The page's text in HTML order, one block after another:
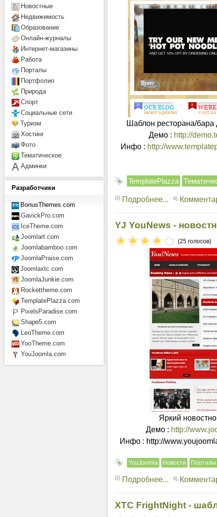
Шаблон ресторана/бара
Демо : http://
Инфо : http://
TemplatePlazza
Подробнее...
YJ YouNews -
(25 голосов)
Яркий
Демо : http://
Инфо : http://
YouJoomla Новости Порталы
Подробнее...
XTC FrightNight -
Новостные
Недвижимость
Образование
Онлайн-журналы
Интернет-магазины
Работа
Порталы
Портфолио
Природа
Спорт
Социальные сети
Туризм
Хостинг
Фото
Тематическое
Админки
Разработчики
BonusThemes.com
GavickPro.com
IceTheme.com
Joomlart.com
Joomlabamboo.com
JoomlaPraise.com
Joomlaxtc.com
JoomlaJunkie.com
Rockettheme.com
TemplatePlazza.com
PixelsParadise.com
Shape5.com
LeoTheme.com
YooTheme.com
YouJoomla.com